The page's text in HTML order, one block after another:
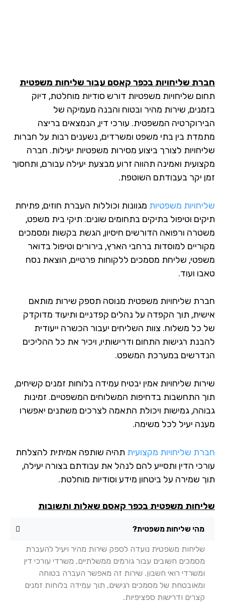
שליחויות בכפר קאסם עבור שליחות משפטית
שליחויות משפטיות דורש סודיות מוחלטת, דיוק
שירות מהיר ובטוח והבנה מעמיקה של
המשפטית. עורכי דין, הנמצאים בריצה
בין בתי משפט ומשרדים, נשענים רבות על חברות
לצורך ביצוע מסירות משפטיות יעילות. חברה
ואמינה תהווה זרוע מבצעת יעילה עבורם, ותחסוך
יקר בעבודתם השוטפת.
משפטיותמגוונות וכוללות העברת חוזים, פתיחת
וטיפול בתיקים בתחומים שונים: תיקי בית משפט,
ורפואה הדורשים חיסיון, הגשת בקשות ומסמכים
למוסדות ברחבי הארץ, בירורים וטיפול בדואר
שליחת מסמכים ללקוחות פרטיים, הוצאת נסח
ועוד.
שליחויות משפטית מנוסה תספק שירות מותאם
תוך הקפדה על נהלים קפדניים ותיעוד מדוקדק
כל משלוח. צוות השליחים יעבור הכשרה ייעודית
רגישות התחום ודרישותיו, ויכיר את כל ההליכים
במערכת המשפט.
שליחויות אמין יבטיח עמידה בלוחות זמנים קשיחים,
התחשבות בדחיפות המשלוחים המשפטיים. זמינות
גמישות ויכולת התאמה לצרכים משתנים יאפשרו
יעיל לכל משימה.
שליחויות מקצועיתתהיה שותפה אמיתית להצלחת
הדין ותסייע להם לנהל את עבודתם בצורה יעילה,
שמירה על ביטחון מידע וסודיות מוחלטת.
משפטית בכפר קאסם שאלות ותשובות
מהי שליחות משפטית?
שליחות משפטית נועדה לספק שירות מהיר ויעיל להעברת
מסמכים חשובים עבור גורמים ממשלתיים, משרדי עורכי דין
ומשרדי רואי חשבון. שירות זה מאפשר העברה בטוחה
ומאובטחת של מסמכים רגישים, תוך עמידה בלוחות זמנים
קצרים ודרישות ספציפיות.